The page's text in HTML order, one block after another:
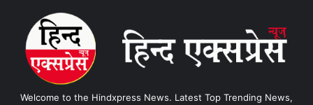
Welcome to the Hindxpress News. Latest Top Trending News,